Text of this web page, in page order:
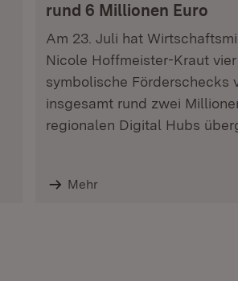
rund 6 Millionen Euro
Am 23. Juli hat
Nicole Hoffmeister-Kraut vier
symbolische Förderschecks
insgesamt rund zwei
regionalen Digital Hubs
Mehr